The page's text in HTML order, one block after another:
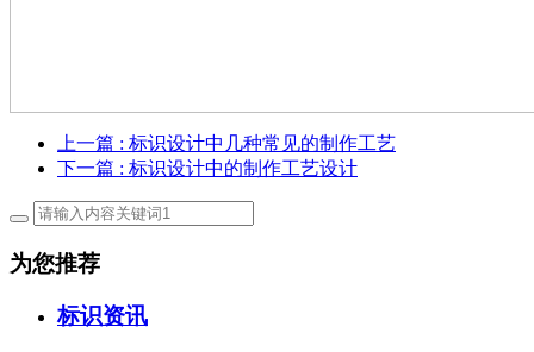
上一篇 : 标识设计中几种常见的制作工艺
下一篇 : 标识设计中的制作工艺设计
为您推荐
标识资讯